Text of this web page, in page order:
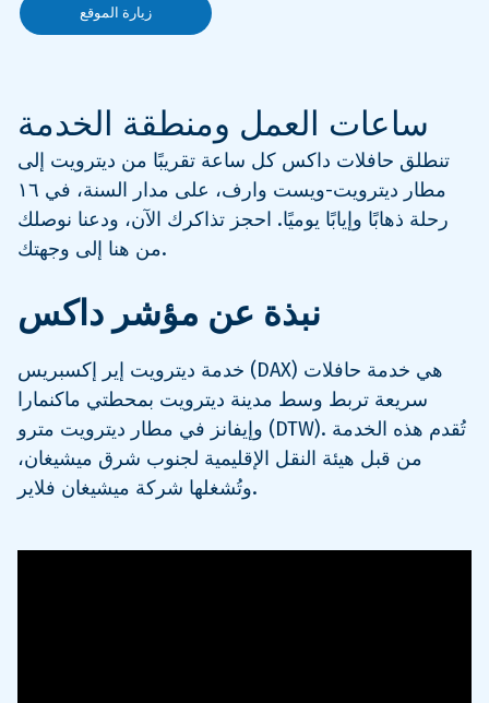
زيارة الموقع
ساعات العمل ومنطقة الخدمة
تنطلق حافلات داكس كل ساعة تقريبًا من ديترويت إلى
مطار ديترويت-ويست وارف، على مدار السنة، في ١٦
رحلة ذهابًا وإيابًا يوميًا. احجز تذاكرك الآن، ودعنا نوصلك
من هنا إلى وجهتك.
نبذة عن مؤشر داكس
خدمة ديترويت إير إكسبريس (DAX) هي خدمة حافلات
سريعة تربط وسط مدينة ديترويت بمحطتي ماكنمارا
وإيفانز في مطار ديترويت مترو (DTW). تُقدم هذه الخدمة
من قبل هيئة النقل الإقليمية لجنوب شرق ميشيغان،
وتُشغلها شركة ميشيغان فلاير.